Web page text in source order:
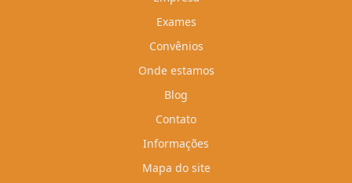
Exames
Convênios
Onde estamos
Blog
Contato
Informações
Mapa do site